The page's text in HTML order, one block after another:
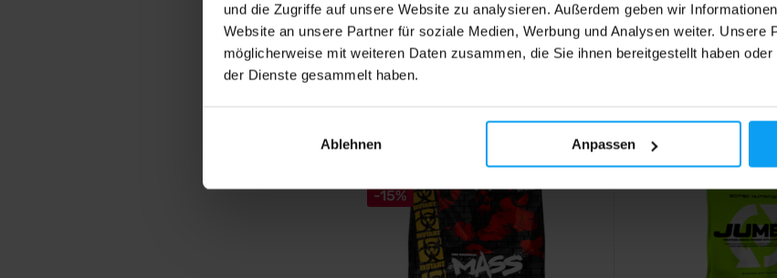
und die Zugriffe auf unsere Website zu analysieren. Außerdem geben wir
Website an unsere Partner für soziale Medien, Werbung und Analysen weiter. Unsere
möglicherweise mit weiteren Daten zusammen, die Sie ihnen bereitgestellt haben
der Dienste gesammelt haben.
Ablehnen Anpassen
23,49
25,90
Auf Lager- nur noch wenige Artikel
verfügbar
23,90
Auf Lager
-15%
4,7 4,6